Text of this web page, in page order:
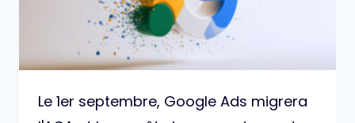
Le 1er septembre, Google Ads migrera